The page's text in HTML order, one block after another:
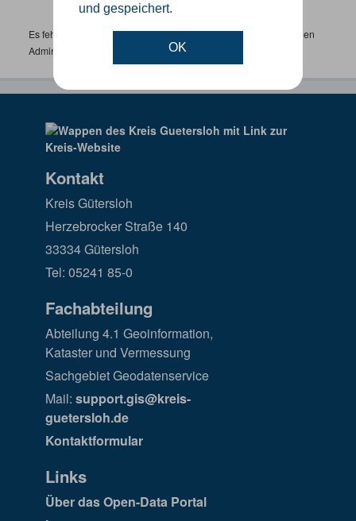
und gespeichert.
OK
Es fehlen spezifische Datensätze? Wenden Sie sich bitte an einen
Administrator unter:
support.gis@kreis-guetersloh.de
Kontakt
Kreis Gütersloh
Herzebrocker Straße 140
33334 Gütersloh
Tel: 05241 85-0
Fachabteilung
Abteilung 4.1 Geoinformation,
Kataster und Vermessung
Sachgebiet Geodatenservice
Mail: support.gis@kreis-
guetersloh.de
Kontaktformular
Links
Über das Open-Data Portal